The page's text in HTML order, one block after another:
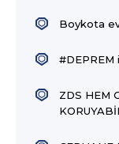
Boykota
#DEPREM
ZDS HEM